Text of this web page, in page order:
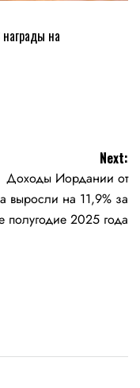
на
Next:
Доходы Иордании от
выросли на 11,9% за
полугодие 2025 года